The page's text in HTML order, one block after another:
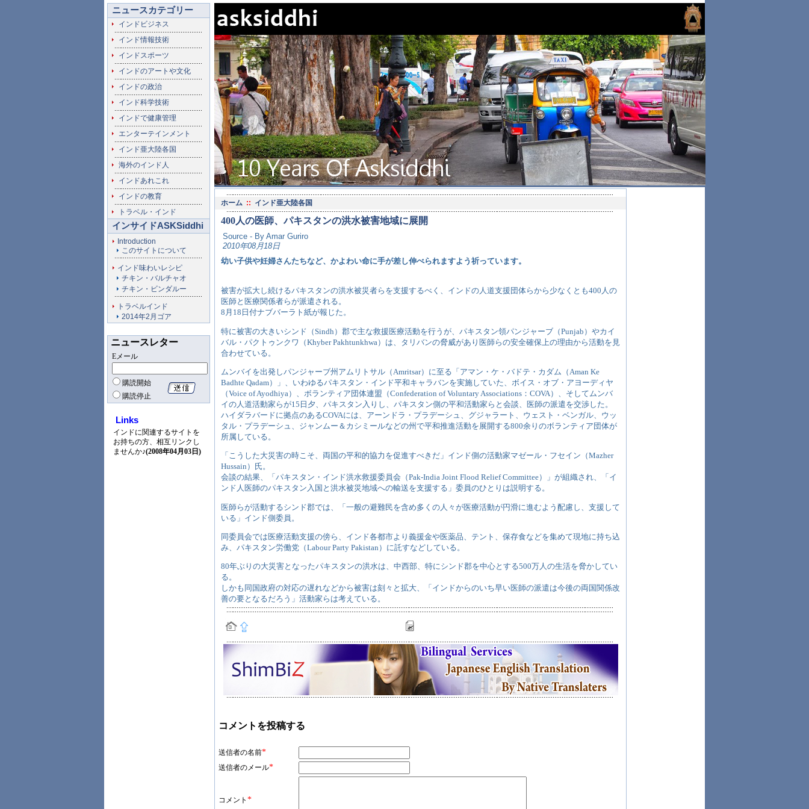
ニュースカテゴリー
インドビジネス
インド情報技術
インドスポーツ
インドのアートや文化
インドの政治
インド科学技術
インドで健康管理
エンターテインメント
インド亜大陸各国
海外のインド人
インドあれこれ
インドの教育
トラベル・インド
インサイドASKSiddhi
Introduction
このサイトについて
インド味わいレシピ
チキン・バルチャオ
チキン・ビンダルー
トラベルインド
2014年2月ゴア
ニュースレター
Eメール
購読開始
購読停止
Links
インドに関連するサイトを
お持ちの方、相互リンクし
ませんか♪(2008年04月03日)
ホーム :: インド亜大陸各国
400人の医師、パキスタンの洪水被害地域に展開
Source - By Amar Guriro
2010年08月18日
幼い子供や妊婦さんたちなど、かよわい命に手が差し伸べられますよう祈っています。
被害が拡大し続けるパキスタンの洪水被災者らを支援するべく、インドの人道支援団体らから少なくとも400人の
医師と医療関係者らが派遣される。
8月18日付ナブバーラト紙が報じた。
特に被害の大きいシンド（Sindh）郡で主な救援医療活動を行うが、パキスタン領パンジャーブ（Punjab）やカイ
バル・パクトゥンクワ（Khyber Pakhtunkhwa）は、タリバンの脅威があり医師らの安全確保上の理由から活動を見
合わせている。
ムンバイを出発しパンジャーブ州アムリトサル（Amritsar）に至る「アマン・ケ・バドテ・カダム（Aman Ke
Badhte Qadam）」、いわゆるパキスタン・インド平和キャラバンを実施していた、ボイス・オブ・アヨーディヤ
（Voice of Ayodhiya）、ボランティア団体連盟（Confederation of Voluntary Associations：COVA）、そしてムンバ
イの人道活動家らが15日夕、パキスタン入りし、パキスタン側の平和活動家らと会談、医師の派遣を交渉した。
ハイダラバードに拠点のあるCOVAには、アーンドラ・プラデーシュ、グジャラート、ウェスト・ベンガル、ウッ
タル・プラデーシュ、ジャンムー＆カシミールなどの州で平和推進活動を展開する800余りのボランティア団体が
所属している。
「こうした大災害の時こそ、両国の平和的協力を促進すべきだ」インド側の活動家マゼール・フセイン（Mazher
Hussain）氏。
会談の結果、「パキスタン・インド洪水救援委員会（Pak-India Joint Flood Relief Committee）」が組織され、「イ
ンド人医師のパキスタン入国と洪水被災地域への輸送を支援する」委員のひとりは説明する。
医師らが活動するシンド郡では、「一般の避難民を含め多くの人々が医療活動が円滑に進むよう配慮し、支援して
いる」インド側委員。
同委員会では医療活動支援の傍ら、インド各都市より義援金や医薬品、テント、保存食などを集めて現地に持ち込
み、パキスタン労働党（Labour Party Pakistan）に託すなどしている。
80年ぶりの大災害となったパキスタンの洪水は、中西部、特にシンド郡を中心とする500万人の生活を脅かしてい
る。
しかも同国政府の対応の遅れなどから被害は刻々と拡大、「インドからのいち早い医師の派遣は今後の両国関係改
善の要となるだろう」活動家らは考えている。
コメントを投稿する
送信者の名前*
送信者のメール*
コメント *